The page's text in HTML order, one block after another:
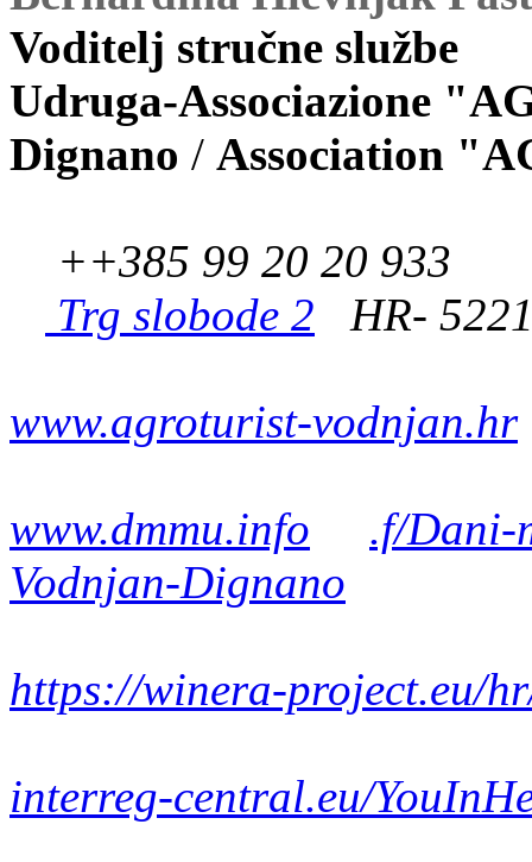
Voditelj stručne službe
Udruga-Associazione
Dignano / Association
++385 99 20 20 933
Trg slobode 2
HR-
www.agroturist-vodnjan.hr
www.dmmu.info
.f/Dani-
Vodnjan-Dignano
https://winera-project.eu/
interreg-central.eu/